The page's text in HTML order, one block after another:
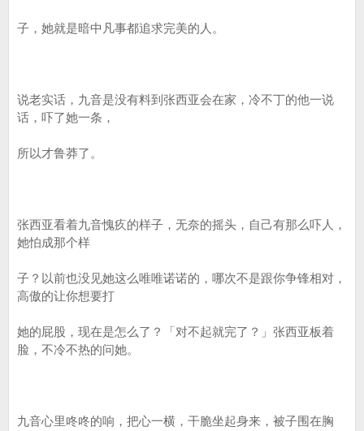
子，她就是暗中凡事都追求完美的人。
说老实话，九音是没有料到张西亚会在家，冷不丁的他一说
话，吓了她一条，
所以才鲁莽了。
张西亚看着九音愧疚的样子，无奈的摇头，自己有那么吓人，
她怕成那个样
子？以前也没见她这么唯唯诺诺的，哪次不是跟你争锋相对，
高傲的让你想要打
她的屁股，现在是怎么了？「对不起就完了？」张西亚板着
脸，不冷不热的问她。
九音心里咚咚的响，把心一横，干脆坐起身来，被子围在胸